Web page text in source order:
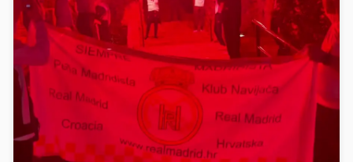
Pokretanje videa...